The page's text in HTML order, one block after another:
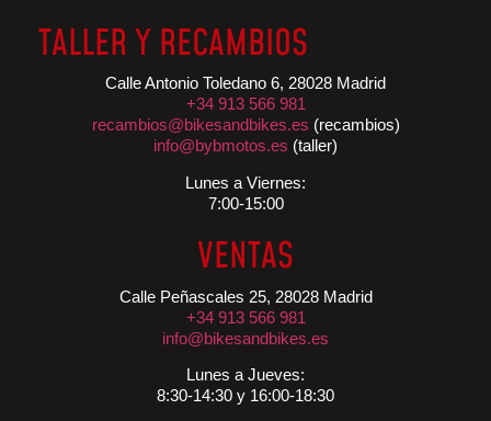
VENTAS
Calle Peñascales 25, 28028 Madrid
+34 913 566 981
info@bikesandbikes.es
Lunes a Jueves:
8:30-14:30 y 16:00-18:30
TALLER Y RECAMBIOS
Calle Antonio Toledano 6, 28028 Madrid
+34 913 566 981
recambios@bikesandbikes.es (recambios)
info@bybmotos.es (taller)
Lunes a Viernes:
7:00-15:00